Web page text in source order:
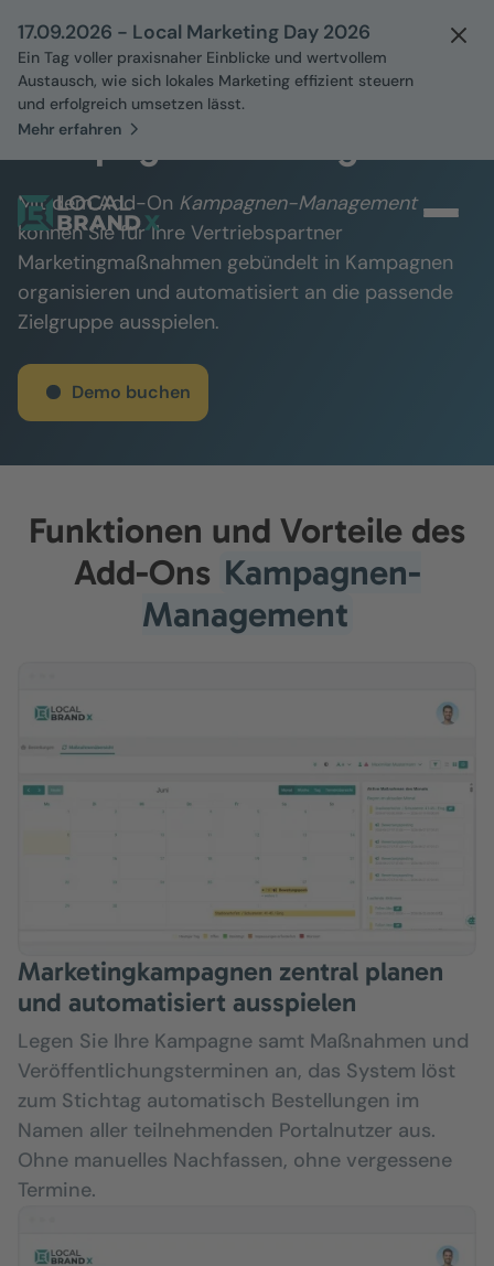
17.09.2026 - Local Marketing Day 2026
Ein Tag voller praxisnaher Einblicke und wertvollem
Austausch, wie sich lokales Marketing effizient steuern
und erfolgreich umsetzen lässt.
Mehr erfahren
Kampagnen-Management
Mit dem Add-On Kampagnen-Management
können Sie für Ihre Vertriebspartner
Marketingmaßnahmen gebündelt in Kampagnen
organisieren und automatisiert an die passende
Zielgruppe ausspielen.
Demo buchen
Funktionen und Vorteile des
Add-Ons Kampagnen-
Management
Marketingkampagnen zentral planen
und automatisiert ausspielen
Legen Sie Ihre Kampagne samt Maßnahmen und
Veröffentlichungsterminen an, das System löst
zum Stichtag automatisch Bestellungen im
Namen aller teilnehmenden Portalnutzer aus.
Ohne manuelles Nachfassen, ohne vergessene
Termine.